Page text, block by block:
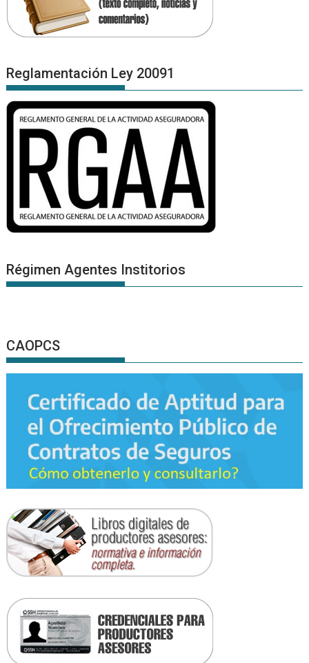
Reglamentación Ley 20091
Régimen Agentes Institorios
CAOPCS